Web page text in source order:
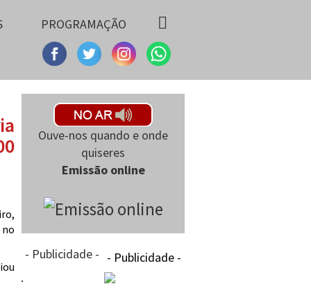
PROGRAMAÇÃO
Ouve-nos quando e onde
quiseres
Emissão online
- Publicidade - - Publicidade -